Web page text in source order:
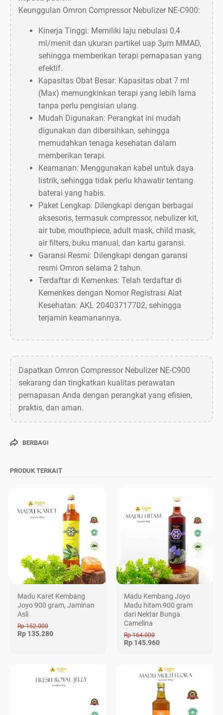
Keunggulan Omron Compressor Nebulizer NE-C900:
Kinerja Tinggi: Memiliki laju nebulasi 0,4
ml/menit dan ukuran partikel uap 3µm MMAD,
sehingga memberikan terapi pernapasan yang
efektif.
Kapasitas Obat Besar: Kapasitas obat 7 ml
(Max) memungkinkan terapi yang lebih lama
tanpa perlu pengisian ulang.
Mudah Digunakan: Perangkat ini mudah
digunakan dan dibersihkan, sehingga
memudahkan tenaga kesehatan dalam
memberikan terapi.
Keamanan: Menggunakan kabel untuk daya
listrik, sehingga tidak perlu khawatir tentang
baterai yang habis.
Paket Lengkap: Dilengkapi dengan berbagai
aksesoris, termasuk compressor, nebulizer kit,
air tube, mouthpiece, adult mask, child mask,
air filters, buku manual, dan kartu garansi.
Garansi Resmi: Dilengkapi dengan garansi
resmi Omron selama 2 tahun.
Terdaftar di Kemenkes: Telah terdaftar di
Kemenkes dengan Nomor Registrasi Alat
Kesehatan: AKL 20403717702, sehingga
terjamin keamanannya.
Dapatkan Omron Compressor Nebulizer NE-C900
sekarang dan tingkatkan kualitas perawatan
pernapasan Anda dengan perangkat yang efisien,
praktis, dan aman.
BERBAGI
PRODUK TERKAIT
Madu Karet Kembang
Joyo 900 gram, Jaminan
Asli
Rp 152.000
Rp 135.280
Madu Kembang Joyo
Madu hitam 900 gram
dari Nektar Bunga
Camelina
Rp 164.000
Rp 145.960